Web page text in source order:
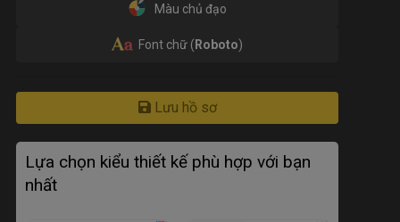
Màu chủ đạo
Font chữ ( Roboto)
Lưu hồ sơ
Lựa chọn kiểu thiết kế phù hợp với bạn
nhất